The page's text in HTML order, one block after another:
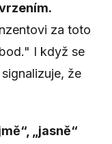
za toto
I když se
že
„jasně“